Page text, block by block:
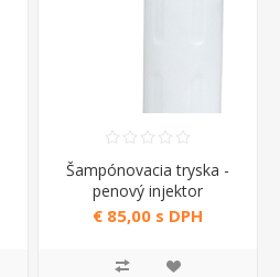
Šampónovacia tryska -
penový injektor
6.602.0053
€ 85,00 s DPH